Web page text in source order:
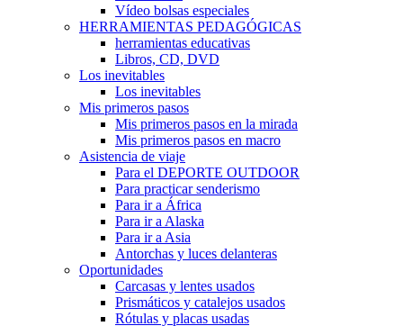
Vídeo bolsas especiales
HERRAMIENTAS PEDAGÓGICAS
herramientas educativas
Libros, CD, DVD
Los inevitables
Los inevitables
Mis primeros pasos
Mis primeros pasos en la mirada
Mis primeros pasos en macro
Asistencia de viaje
Para el DEPORTE OUTDOOR
Para practicar senderismo
Para ir a África
Para ir a Alaska
Para ir a Asia
Antorchas y luces delanteras
Oportunidades
Carcasas y lentes usados
Prismáticos y catalejos usados
Rótulas y placas usadas